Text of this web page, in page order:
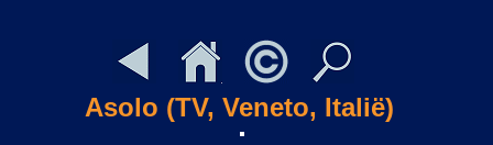
Asolo (TV, Veneto, Italië)